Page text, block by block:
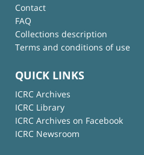
Contact
FAQ
Collections description
Terms and conditions of use
QUICK LINKS
ICRC Archives
ICRC Library
ICRC Archives on Facebook
ICRC Newsroom